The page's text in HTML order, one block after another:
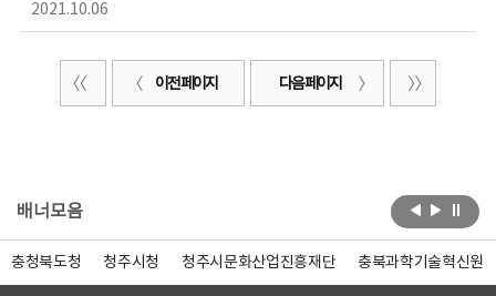
2021.10.06
이전 페이지 다음 페이지
배너모음
충청북도청 청주시청 청주시문화산업진흥재단 충북과학기술혁신원